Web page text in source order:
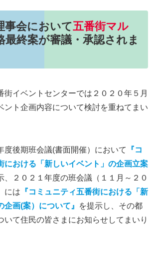
事会において五番街マル
最終案が審議・承認されま
街イベントセンターでは２０２０年５月
ント企画内容について検討を重ねてまい
度後期班会議(書面開催）において
『コ
における「新しいイベント」の企画立案
、２０２１年度の班会議（１１月～２０
には 『コミュニティ五番街における「新
企画(案）について』
を提示し、その都
いて住民の皆さまにお知らせしてまいり